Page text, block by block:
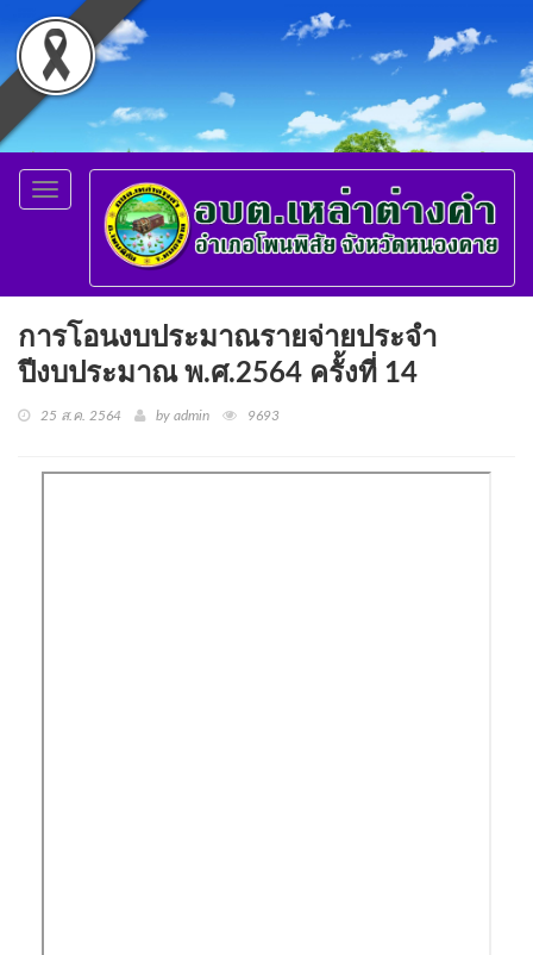
Toggle
navigation
การโอนงบประมาณรายจ่ายประจำ
ปีงบประมาณ พ.ศ.2564 ครั้งที่ 14
25 ส.ค. 2564 by admin 9693